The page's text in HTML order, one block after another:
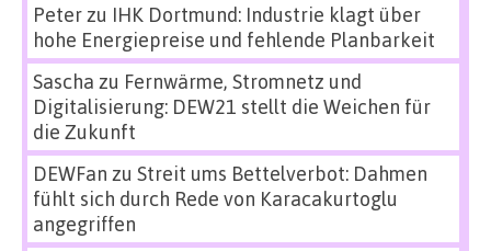
Peterzu IHK Dortmund: Industrie klagt über
hohe Energiepreise und fehlende Planbarkeit
Sascha zu Fernwärme, Stromnetz und
Digitalisierung: DEW21 stellt die Weichen für
die Zukunft
DEWFan zu Streit ums Bettelverbot: Dahmen
fühlt sich durch Rede von Karacakurtoglu
angegriffen